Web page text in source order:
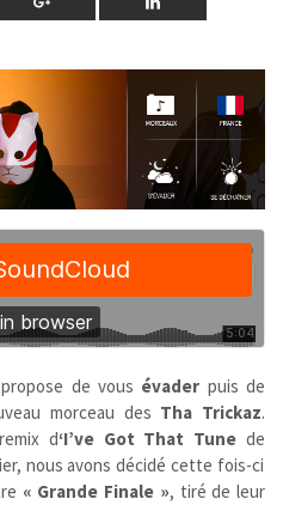
de vous évader puis de
morceau des Tha Trickaz.
d‘I’ve Got That Tune de
nous avons décidé cette fois-ci
« Grande Finale », tiré de leur